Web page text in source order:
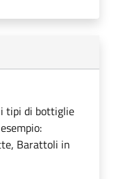
tipi di bottiglie
Barattoli in